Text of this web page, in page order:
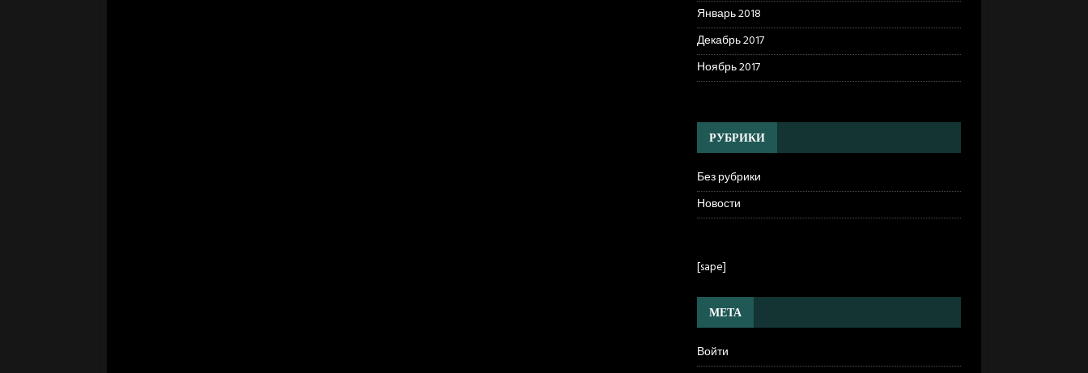
Январь 2018
Декабрь 2017
Ноябрь 2017
РУБРИКИ
Без рубрики
Новости
[sape]
МЕТА
Войти